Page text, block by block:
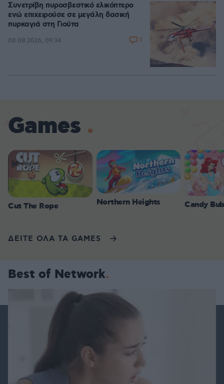
Συνετρίβη πυροσβεστικό ελικόπτερο
ενώ επιχειρούσε σε μεγάλη δασική
πυρκαγιά στη Γιούτα
08.08.2026, 09:34 1
Games
Cut The Rope Northern Heights Candy
ΔΕΙΤΕ ΟΛΑ ΤΑ GAMES
Best of Network